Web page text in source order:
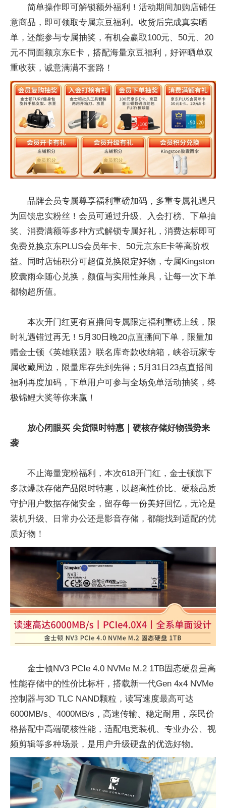
简单操作即可解锁额外福利！活动期间加购店铺任
意商品，即可领取专属京豆福利。收货后完成真实晒
单，还能参与专属抽奖，有机会赢取100元、50元、20
元不同面额京东E卡，搭配海量京豆福利，好评晒单双
重收获，诚意满满不套路！
品牌会员专属尊享福利重磅加码，多重专属礼遇只
为回馈忠实粉丝！会员可通过升级、入会打榜、下单抽
奖、消费满额等多种方式解锁专属好礼，消费达标即可
免费兑换京东PLUS会员年卡、50元京东E卡等高阶权
益。同时店铺积分可超值兑换限定好物，专属Kingston
胶囊雨伞随心兑换，颜值与实用性兼具，让每一次下单
都物超所值。
本次开门红更有直播间专属限定福利重磅上线，限
时礼遇错过再无！5月30日晚20点直播间下单，限量加
赠金士顿《英雄联盟》联名库奇款收纳箱，峡谷玩家专
属收藏周边，限量库存先到先得；5月31日23点直播间
福利再度加码，下单用户可参与全场免单活动抽奖，终
极锦鲤大奖等你来赢！
放心闭眼买 尖货限时特惠｜硬核存储好物强势来
袭
不止海量宠粉福利，本次618开门红，金士顿旗下
多款爆款存储产品限时特惠，以超高性价比、硬核品质
守护用户数据存储安全，留存每一份美好回忆，无论是
装机升级、日常办公还是影音存储，都能找到适配的优
质好物！
金士顿NV3 PCIe 4.0 NVMe M.2 1TB固态硬盘是高
性能存储中的性价比标杆，搭载新一代Gen 4x4 NVMe
控制器与3D TLC NAND颗粒，读写速度最高可达
6000MB/s、4000MB/s，高速传输、稳定耐用，亲民价
格搭配中高端硬核性能，适配电竞装机、专业办公、视
频剪辑等多种场景，是用户升级硬盘的优选好物。